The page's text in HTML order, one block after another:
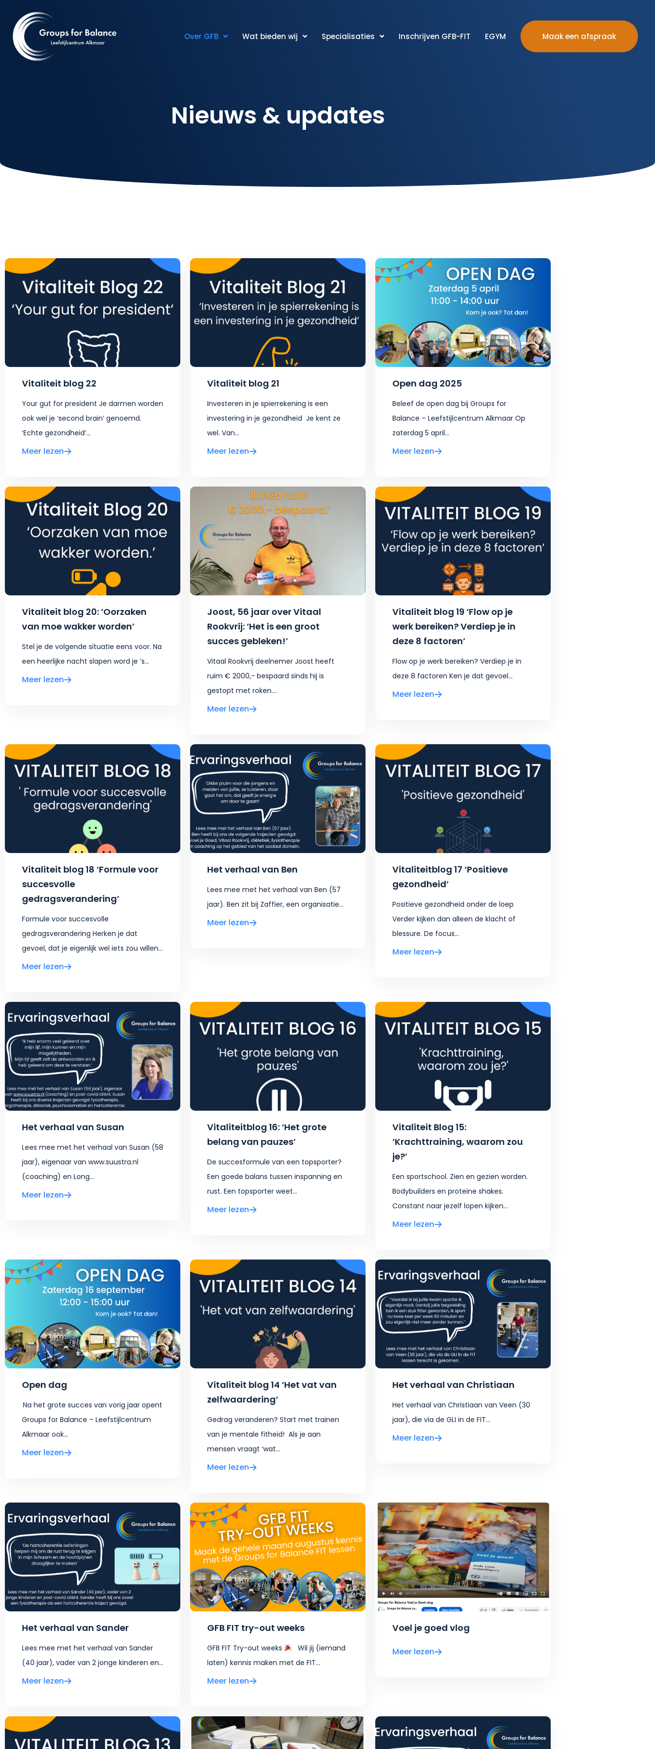
Over GFB Wat bieden wij Specialisaties Inschrijven GFB-FIT EGYM Maak een afspraak
Nieuws & updates
Vitaliteit blog 22
Your gut for president Je darmen worden
ook wel je ‘second brain’ genoemd.
‘Echte gezondheid’...
Meer lezen
Vitaliteit blog 21
Investeren in je spierrekening is een
investering in je gezondheid Je kent ze
wel. Van...
Meer lezen
Open dag 2025
Beleef de open dag bij Groups for
Balance – Leefstijlcentrum Alkmaar Op
zaterdag 5 april...
Meer lezen
Vitaliteit blog 20: ‘Oorzaken
van moe wakker worden’
Stel je de volgende situatie eens voor. Na
een heerlijke nacht slapen word je ’s...
Meer lezen
Joost, 56 jaar over Vitaal
Rookvrij: ‘Het is een groot
succes gebleken!’
Vitaal Rookvrij deelnemer Joost heeft
ruim € 2000,- bespaard sinds hij is
gestopt met roken....
Meer lezen
Vitaliteit blog 19 ‘Flow op je
werk bereiken? Verdiep je in
deze 8 factoren’
Flow op je werk bereiken? Verdiep je in
deze 8 factoren Ken je dat gevoel...
Meer lezen
Vitaliteit blog 18 ‘Formule voor
succesvolle
gedragsverandering’
Formule voor succesvolle
gedragsverandering Herken je dat
gevoel, dat je eigenlijk wel iets zou willen...
Meer lezen
Het verhaal van Ben
Lees mee met het verhaal van Ben (57
jaar). Ben zit bij Zaffier, een organisatie...
Meer lezen
Vitaliteitblog 17 ‘Positieve
gezondheid’
Positieve gezondheid onder de loep
Verder kijken dan alleen de klacht of
blessure. De focus...
Meer lezen
Het verhaal van Susan
Lees mee met het verhaal van Susan (58
jaar), eigenaar van www.suustra.nl
(coaching) en Long...
Meer lezen
Vitaliteitblog 16: ‘Het grote
belang van pauzes’
De succesformule van een topsporter?
Een goede balans tussen inspanning en
rust. Een topsporter weet...
Meer lezen
Vitaliteit Blog 15:
‘Krachttraining, waarom zou
je?’
Een sportschool. Zien en gezien worden.
Bodybuilders en proteïne shakes.
Constant naar jezelf lopen kijken...
Meer lezen
Open dag
Na het grote succes van vorig jaar opent
Groups for Balance – Leefstijlcentrum
Alkmaar ook...
Meer lezen
Vitaliteit blog 14 ‘Het vat van
zelfwaardering’
Gedrag veranderen? Start met trainen
van je mentale fitheid! Als je aan
mensen vraagt ‘wat...
Meer lezen
Het verhaal van Christiaan
Het verhaal van Christiaan van Veen (30
jaar), die via de GLI in de FIT...
Meer lezen
Het verhaal van Sander
Lees mee met het verhaal van Sander
(40 jaar), vader van 2 jonge kinderen en...
Meer lezen
GFB FIT try-out weeks
GFB FIT Try-out weeks
Wil jij (iemand
laten) kennis maken met de FIT...
Meer lezen
Voel je goed vlog
Meer lezen